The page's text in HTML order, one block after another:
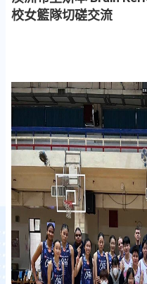
校女籃隊切磋交流